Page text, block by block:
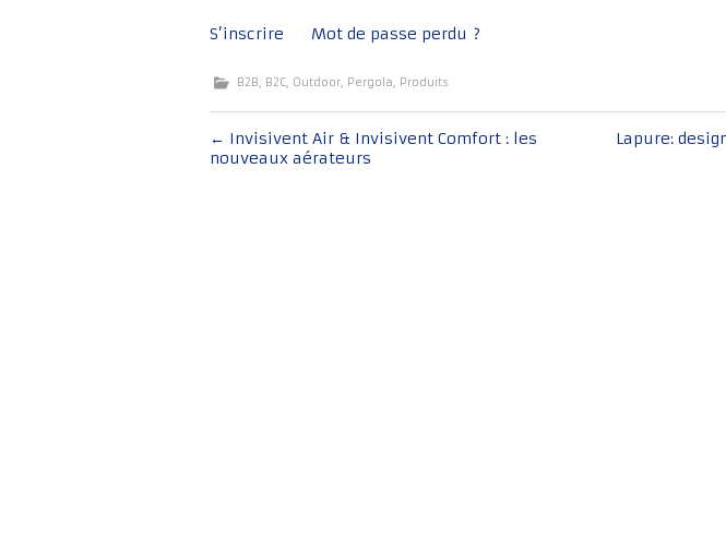
S’inscrire Mot de passe perdu ?
B2B, B2C, Outdoor, Pergola, Produits
Navigation
de
← Invisivent Air & Invisivent Comfort : les
nouveaux aérateurs
Lapure: